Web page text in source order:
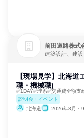
前田道路株式
建築設計、建
【現場見学】北海
職・機械職)
✅1DAY✅理系✅交通費全額
説明会・イベント
北海道
2026年8月・